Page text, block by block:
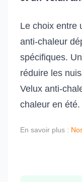
Le choix entre
anti-chaleur
spécifiques.
réduire les
Velux anti-
chaleur en été.
En savoir plus :